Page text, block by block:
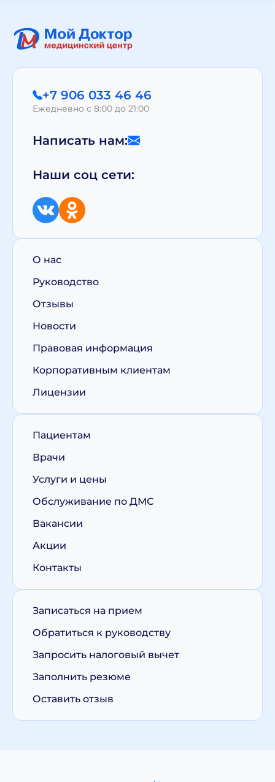
+7 906 033 46 46
Ежедневно с 8:00 до 21:00
Написать нам:
Наши соц сети:
О нас
Руководство
Отзывы
Новости
Правовая информация
Корпоративным клиентам
Лицензии
Пациентам
Врачи
Услуги и цены
Обслуживание по ДМС
Вакансии
Акции
Контакты
Записаться на прием
Обратиться к руководству
Запросить налоговый вычет
Заполнить резюме
Оставить отзыв